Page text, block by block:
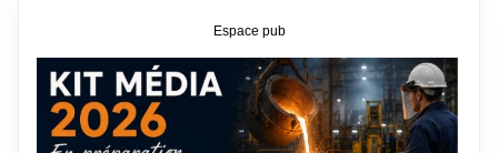
Espace pub